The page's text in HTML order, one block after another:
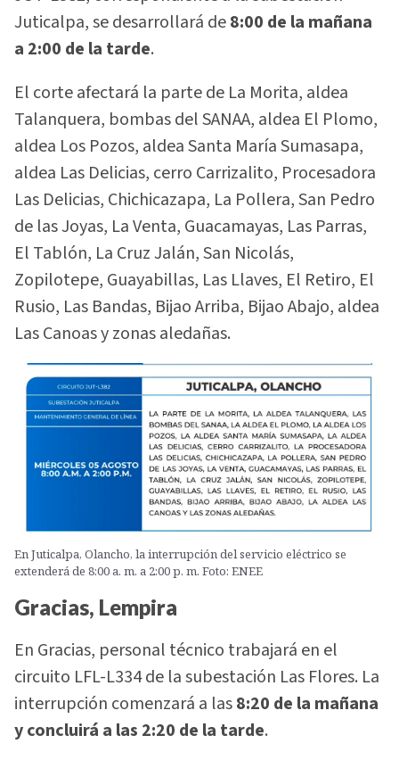
Juticalpa, se desarrollará de8:00 de la mañana
a 2:00 de la tarde.
El corte afectará la parte de La Morita, aldea
Talanquera, bombas del SANAA, aldea El Plomo,
aldea Los Pozos, aldea Santa María Sumasapa,
aldea Las Delicias, cerro Carrizalito, Procesadora
Las Delicias, Chichicazapa, La Pollera, San Pedro
de las Joyas, La Venta, Guacamayas, Las Parras,
El Tablón, La Cruz Jalán, San Nicolás,
Zopilotepe, Guayabillas, Las Llaves, El Retiro, El
Rusio, Las Bandas, Bijao Arriba, Bijao Abajo, aldea
Las Canoas y zonas aledañas.
En Juticalpa, Olancho, la interrupción del servicio eléctrico se
extenderá de 8:00 a. m. a 2:00 p. m. Foto: ENEE
Gracias, Lempira
En Gracias, personal técnico trabajará en el
circuito LFL-L334 de la subestación Las Flores. La
interrupción comenzará a las8:20 de la mañana
y concluirá a las 2:20 de la tarde.